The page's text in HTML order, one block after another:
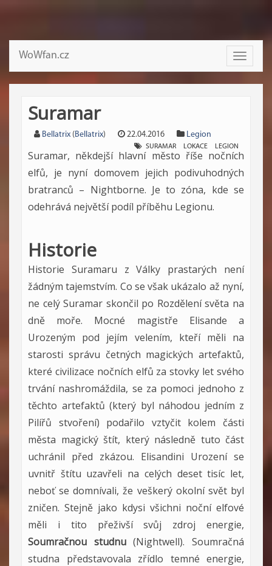
Toggle
WoWfan.cz
Suramar
Bellatrix (Bellatrix) 22.04.2016 Legion
SURAMAR LOKACE LEGION
Suramar, někdejší hlavní město říše nočních
elfů, je nyní domovem jejich podivuhodných
bratranců – Nightborne. Je to zóna, kde se
odehrává největší podíl příběhu Legionu.
Historie
Historie Suramaru z Války prastarých není
žádným tajemstvím. Co se však ukázalo až nyní,
ne celý Suramar skončil po Rozdělení světa na
dně moře. Mocné magistře Elisande a
Urozeným pod jejím velením, kteří měli na
starosti správu četných magických artefaktů,
které civilizace nočních elfů za stovky let svého
trvání nashromáždila, se za pomoci jednoho z
těchto artefaktů (který byl náhodou jedním z
Pilířů stvoření) podařilo vztyčit kolem části
města magický štít, který následně tuto část
uchránil před zkázou. Elisandini Urození se
uvnitř štítu uzavřeli na celých deset tisíc let,
neboť se domnívali, že veškerý okolní svět byl
zničen. Stejně jako kdysi všichni noční elfové
měli i tito přeživší svůj zdroj energie,
Soumračnou studnu(Nightwell). Soumračná
studna představovala zřídlo temné energie,